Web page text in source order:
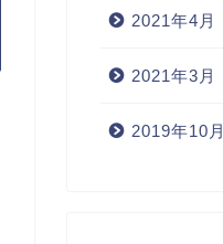
2021年4月
2021年3月
2019年10月